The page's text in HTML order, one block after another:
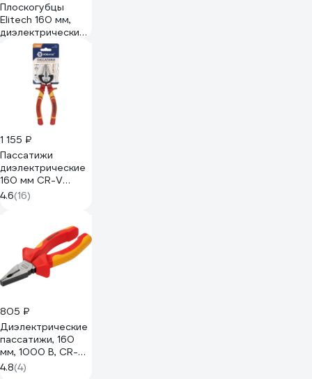
Плоскогубцы
Elitech 160 мм,
диэлектрические,
1000В, CrV 110401
207121
1 155 ₽
Пассатижи
диэлектрические
160 мм CR-V
КОБАЛЬТ 647-
000
4.6(16)
805 ₽
Диэлектрические
пассатижи, 160
мм, 1000 В, CR-V,
«ЭкспертЭлектрик»
4.8(4)